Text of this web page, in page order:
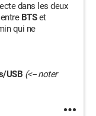
dans les deux
BTSet
qui ne
USB (<-- noter